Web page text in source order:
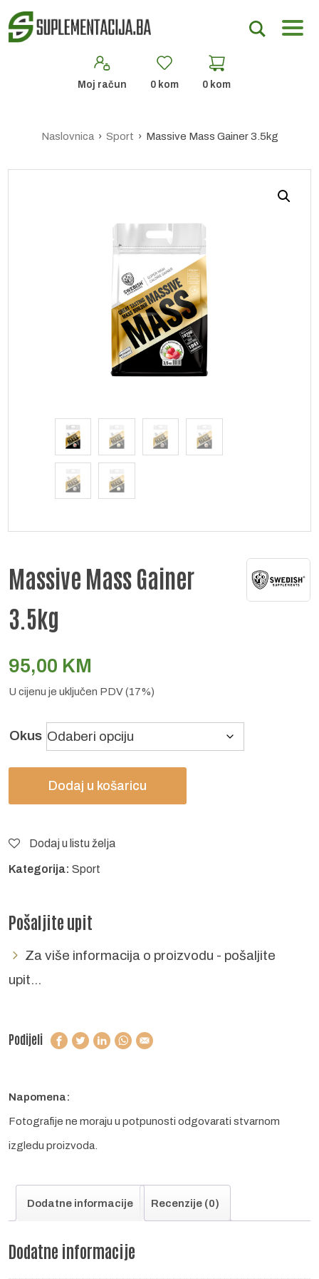
Moj račun 0 kom 0 kom
Naslovnica› Sport › Massive Mass Gainer 3.5kg
Massive Mass Gainer
3.5kg
95,00 KM
U cijenu je uključen PDV (17%)
Okus
Dodaj u košaricu
Dodaj u listu želja
Kategorija: Sport
Pošaljite upit
Za više informacija o proizvodu - pošaljite
upit...
Podijeli
Napomena:
Fotografije ne moraju u potpunosti odgovarati stvarnom
izgledu proizvoda.
Dodatne informacije Recenzije (0)
Dodatne informacije